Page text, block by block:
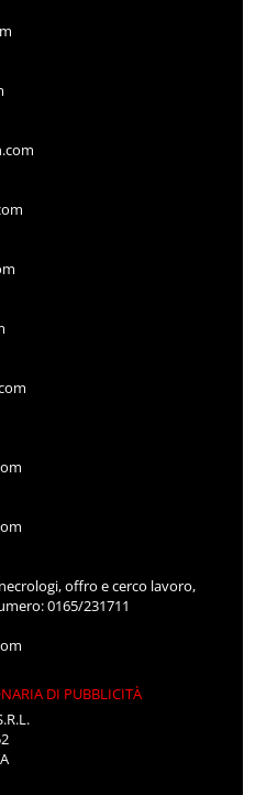
offro e cerco lavoro,
0165/231711
DI PUBBLICITÀ